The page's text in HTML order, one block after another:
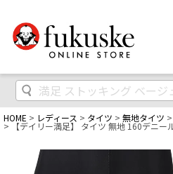
HOME レディース タイツ 無地タイツ
【デイリー満足】 タイツ 無地 160デニ